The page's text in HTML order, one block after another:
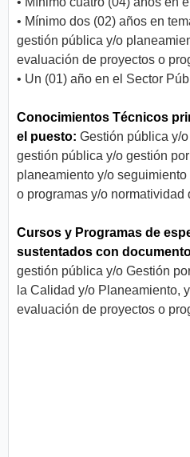
• Mínimo dos (02) años en
gestión pública y/o
evaluación de proyectos o
• Un (01) año en el Sector
Conocimientos Técnicos
el puesto: Gestión pública y/
gestión pública y/o gestión
planeamiento y/o
o programas y/o normatividad
Cursos y Programas de
sustentados con
gestión pública y/o Gestión
la Calidad y/o Planeamiento,
evaluación de proyectos o